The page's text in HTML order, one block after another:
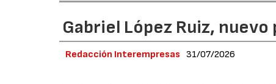
Gabriel López Ruiz,
Redacción Interempresas 31/07/2026